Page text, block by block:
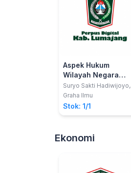
Aspek Hukum
Wilayah Negara
Indonesia
Suryo Sakti Hadiwijoyo,
S.Si., M.H.
Graha Ilmu
Stok: 1/1
Ekonomi